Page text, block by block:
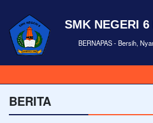
SMK NEGERI
BERNAPAS - Bersih,
BERITA